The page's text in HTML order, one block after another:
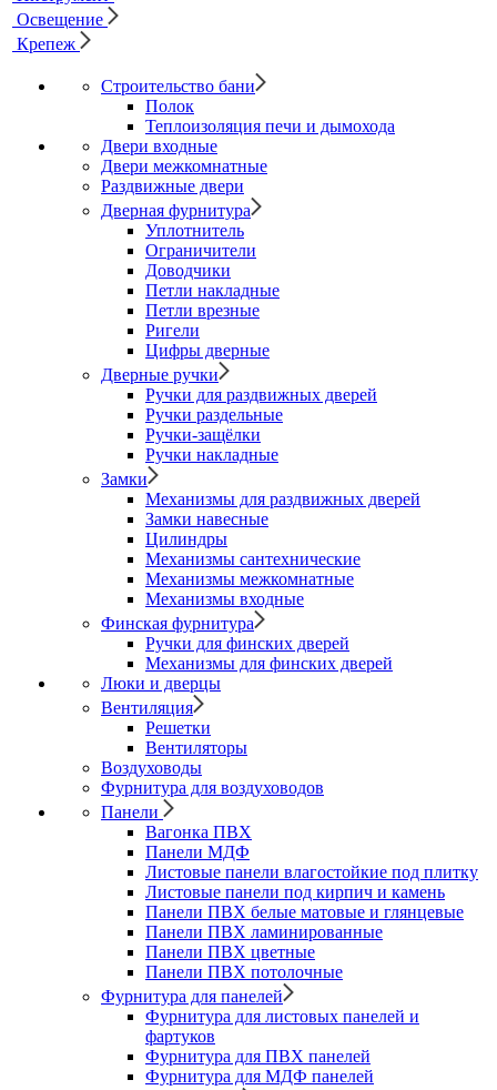
Освещение
Крепеж
Строительство бани
Полок
Теплоизоляция печи и дымохода
Двери входные
Двери межкомнатные
Раздвижные двери
Дверная фурнитура
Уплотнитель
Ограничители
Доводчики
Петли накладные
Петли врезные
Ригели
Цифры дверные
Дверные ручки
Ручки для раздвижных дверей
Ручки раздельные
Ручки-защёлки
Ручки накладные
Замки
Механизмы для раздвижных дверей
Замки навесные
Цилиндры
Механизмы сантехнические
Механизмы межкомнатные
Механизмы входные
Финская фурнитура
Ручки для финских дверей
Механизмы для финских дверей
Люки и дверцы
Вентиляция
Решетки
Вентиляторы
Воздуховоды
Фурнитура для воздуховодов
Панели
Вагонка ПВХ
Панели МДФ
Листовые панели влагостойкие под плитку
Листовые панели под кирпич и камень
Панели ПВХ белые матовые и глянцевые
Панели ПВХ ламинированные
Панели ПВХ цветные
Панели ПВХ потолочные
Фурнитура для панелей
Фурнитура для листовых панелей и
фартуков
Фурнитура для ПВХ панелей
Фурнитура для МДФ панелей